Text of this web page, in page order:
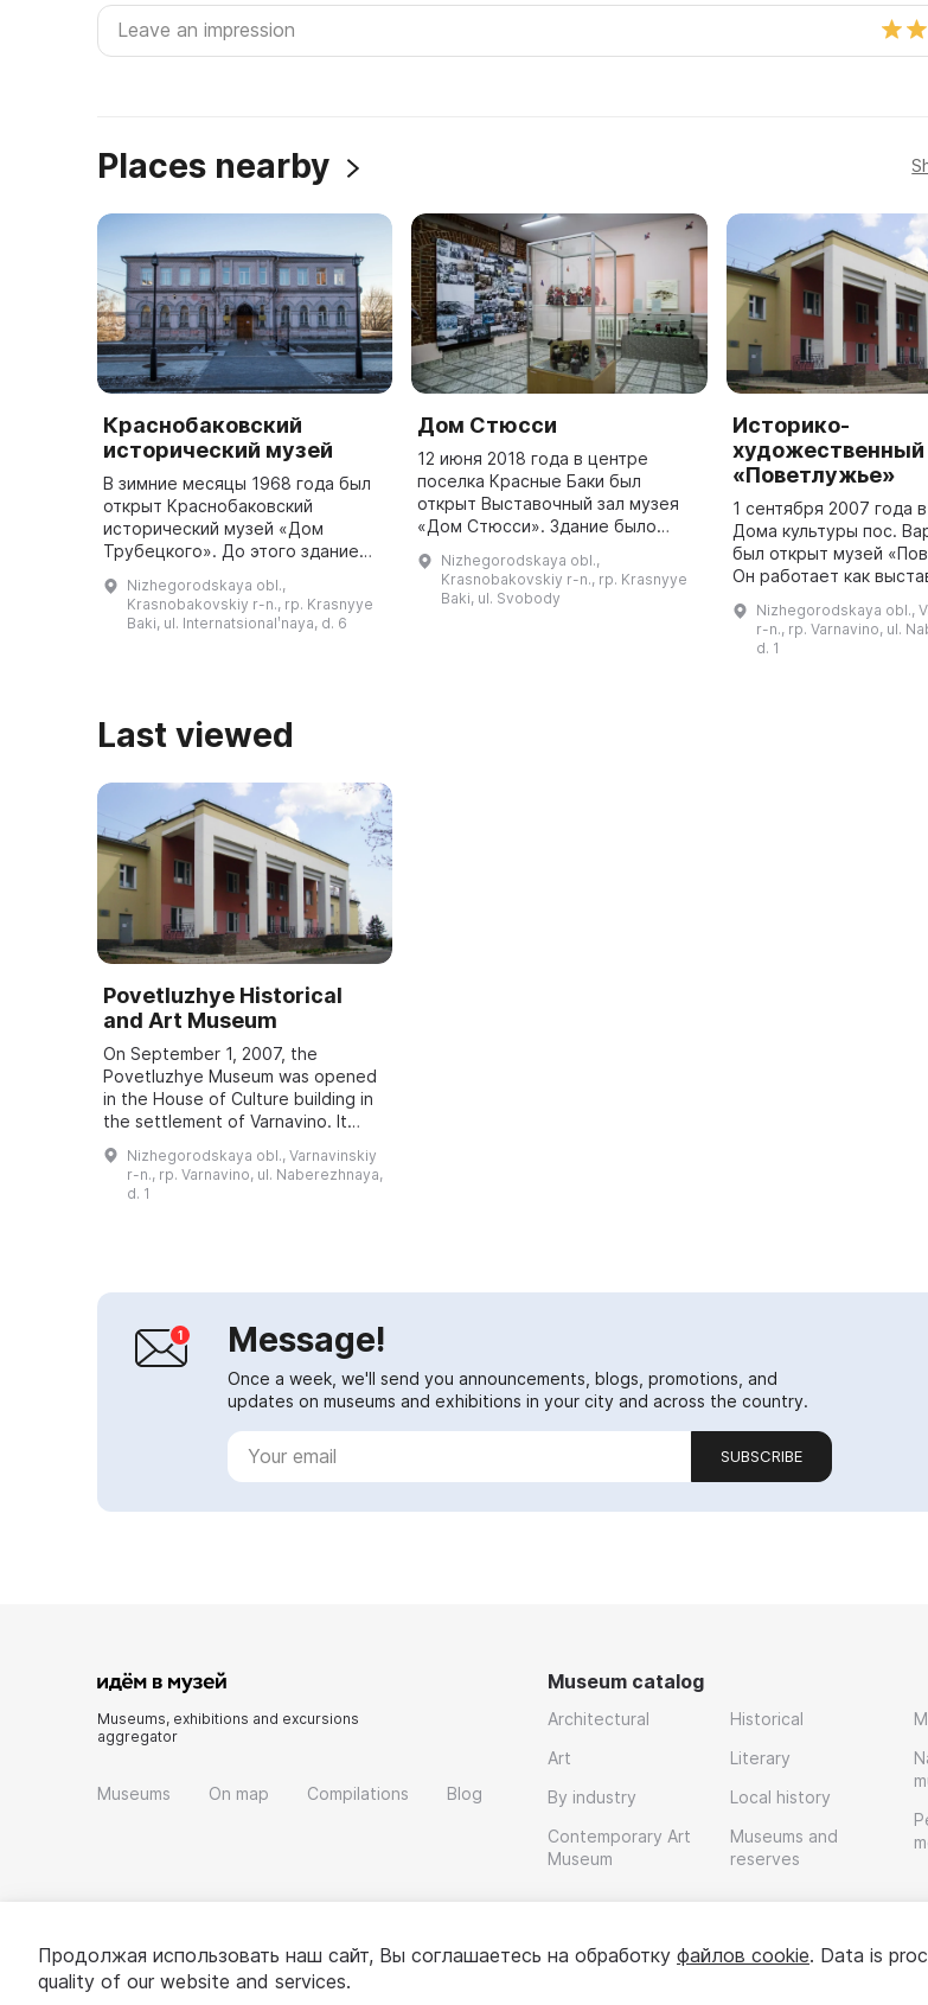
Places nearby
Краснобаковский
исторический музей
В зимние месяцы 1968 года был
открыт Краснобаковский
исторический музей «Дом
Трубецкого». До этого здание
Трубецкому и являлось его
усадьбой. Оно было построено
Nizhegorodskaya obl.,
Krasnobakovskiy r-n., rp. Krasnyye
Baki, ul. Internatsionalʹnaya, d. 6
Дом Стюсси
12 июня 2018 года в центре
поселка Красные Баки был
открыт Выставочный зал музея
«Дом Стюсси». Здание было
швейцарцем, управляющим князя
Трубецкого, на главной площади
Nizhegorodskaya obl.,
Krasnobakovskiy r-n., rp. Krasnyye
Baki, ul. Svobody
Историко-
художественный
«Поветлужье»
1 сентября 2007 года
Дома культуры пос.
был открыт музей
Он работает как
постоянные
Nizhegorodskaya obl.,
r-n., rp. Varnavino, ul.
d. 1
Last viewed
Povetluzhye Historical
and Art Museum
On September 1, 2007, the
Povetluzhye Museum was opened
in the House of Culture building in
the settlement of Varnavino. It
operates as an exhibition complex
featuring two permanent
exhibitions: "Navi...
Nizhegorodskaya obl., Varnavinskiy
r-n., rp. Varnavino, ul. Naberezhnaya,
d. 1
Message!
Once a week, we'll send you announcements, blogs, promotions, and
updates on museums and exhibitions in your city and across the country.
SUBSCRIBE
Museums, exhibitions and excursions
aggregator
Museums On map Compilations Blog
Museum catalog
Architectural
Art
By industry
Contemporary Art
Museum
Historical
Literary
Local history
Museums and
reserves
Продолжая использовать наш сайт, Вы соглашаетесь на обработку файлов cookie. Data is
quality of our website and services.